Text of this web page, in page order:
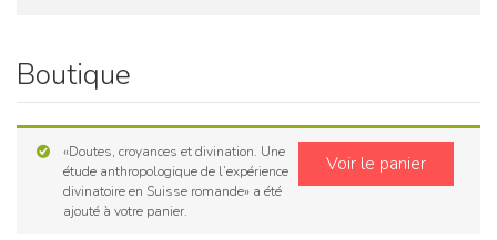
Skip
content
Boutique
Voir le panier
«Doutes, croyances et divination. Une
étude anthropologique de l’expérience
divinatoire en Suisse romande» a été
ajouté à votre panier.